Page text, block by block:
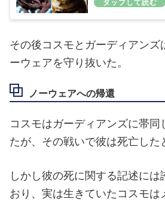
その後コスモとガーディアンズ
ーウェアを守り抜いた。
ノーウェアへの帰還
コスモはガーディアンズに帯同
たが、その戦いで彼は死亡した
しかし彼の死に関する記述には
おり、実は生きていたコスモは